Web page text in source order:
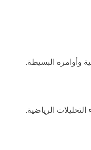
وأوامره البسيطة.
التحليلات الرياضية.